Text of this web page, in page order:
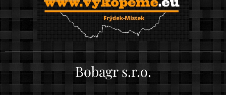
Bobagr s.r.o.